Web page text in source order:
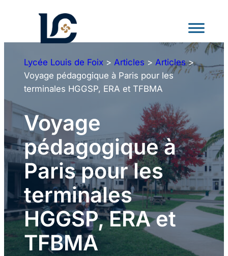
Lycée Louis de Foix > Articles > Articles>
Voyage pédagogique à Paris pour les
terminales HGGSP, ERA et TFBMA
Voyage
pédagogique à
Paris pour les
terminales
HGGSP, ERA et
TFBMA